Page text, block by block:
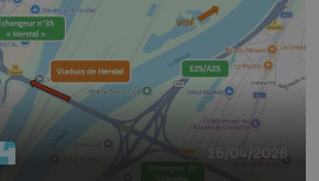
15/04/2026